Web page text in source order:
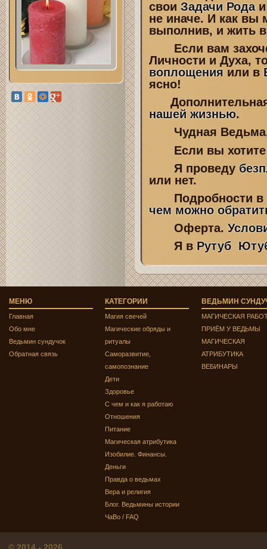
своиЗадачи Родаи
не иначе. И как вы
выполнив, и жить
Если вам
Личности и Духа,
воплощения или в
ясно!
нашей жизнью.
Чудная
Если вы хотите
Я проведу
или нет.
Подробности в
чем можно
Оферта.
Я вРутуб
МЕНЮ
Главная
Обо мне
Ведьмин сундучок
Обратная связь
КАТЕГОРИИ
Магия свечей
Магические обряды и
ритуалы
Саморазвитие,
самопознание
Дети
Здоровье
С чем и как я работаю
Отношения
Питание
Магическая атрибутика
Изобилие. Финансы.
Деньги
Правда о ведьмах
Вера и религия
Блог. Ведьмины истории
ЧаВо / FAQ
ВЕДЬМИН
МАГИЧЕСКАЯ
ПРИЁМ У ВЕДЬМЫ
МАГИЧЕСКАЯ
АТРИБУТИКА
ВЕБИНАРЫ
© 2014 - 2026